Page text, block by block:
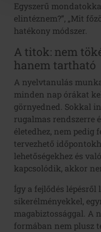
Egyszerű
elintéznem?”, „Mit
hatékony módszer.
A titok: nem
hanem tartható
A nyelvtanulás
minden nap órákat
görnyedned. Sokkal
rugalmas rendszerre
életedhez, nem pedig
tervezhető
lehetőségekhez és
kapcsolódik, akkor
Így a fejlődés
sikerélményekkel,
magabiztossággal. A
formában nem plusz